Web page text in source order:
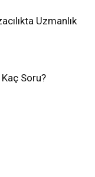
Uzmanlık
Soru?